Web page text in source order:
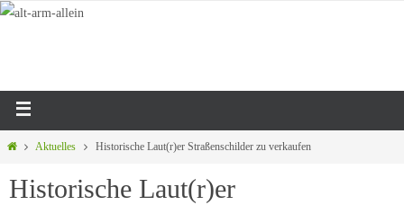
Aktuelles Historische Laut(r)er Straßenschilder zu verkaufen
Historische Laut(r)er